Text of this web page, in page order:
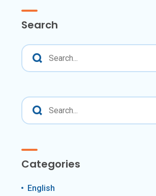
Search
Categories
English